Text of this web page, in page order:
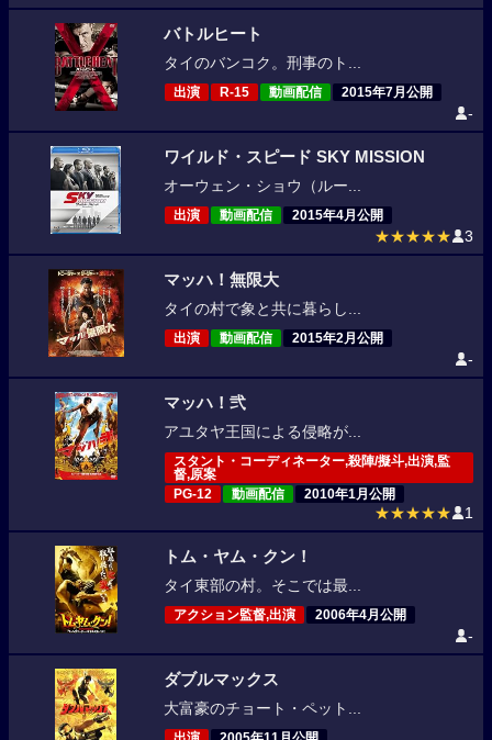
バトルヒート
タイのバンコク。刑事のト...
出演 R-15 動画配信 2015年7月公開
-
ワイルド・スピード SKY MISSION
オーウェン・ショウ（ルー...
出演 動画配信 2015年4月公開
★★★★★ 3
マッハ！無限大
タイの村で象と共に暮らし...
出演 動画配信 2015年2月公開
-
マッハ！弐
アユタヤ王国による侵略が...
スタント・コーディネーター,殺陣/擬斗,出演,監
督,原案
PG-12
動画配信 2010年1月公開
★★★★★ 1
トム・ヤム・クン！
タイ東部の村。そこでは最...
アクション監督,出演 2006年4月公開
-
ダブルマックス
大富豪のチョート・ペット...